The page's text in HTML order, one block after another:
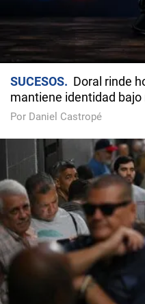
SUCESOS
Doral rinde
mantiene identidad bajo
Por Daniel Castropé